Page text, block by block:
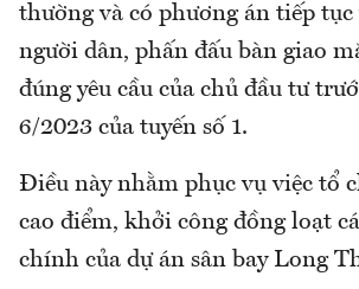
thường và có phương án tiếp tục
người dân, phấn đấu bàn giao
đúng yêu cầu của chủ đầu tư
6/2023 của tuyến số 1.
Điều này nhằm phục vụ việc tổ
cao điểm, khởi công đồng loạt
chính của dự án sân bay Long